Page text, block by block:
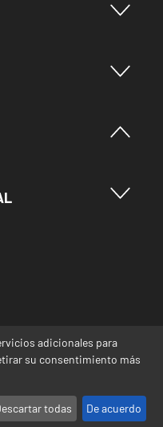
sitio web desde el
realizan de forma
errores o
adicionales para
su consentimiento más
todas De acuerdo